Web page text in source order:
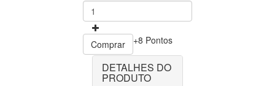
Comprar +8 Pontos
DETALHES DO
PRODUTO